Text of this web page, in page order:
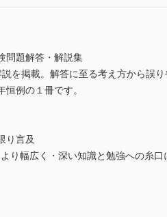
問題解答・解説集
を掲載。解答に至る考え方から誤
例の１冊です。
り言及
り幅広く・深い知識と勉強への糸口